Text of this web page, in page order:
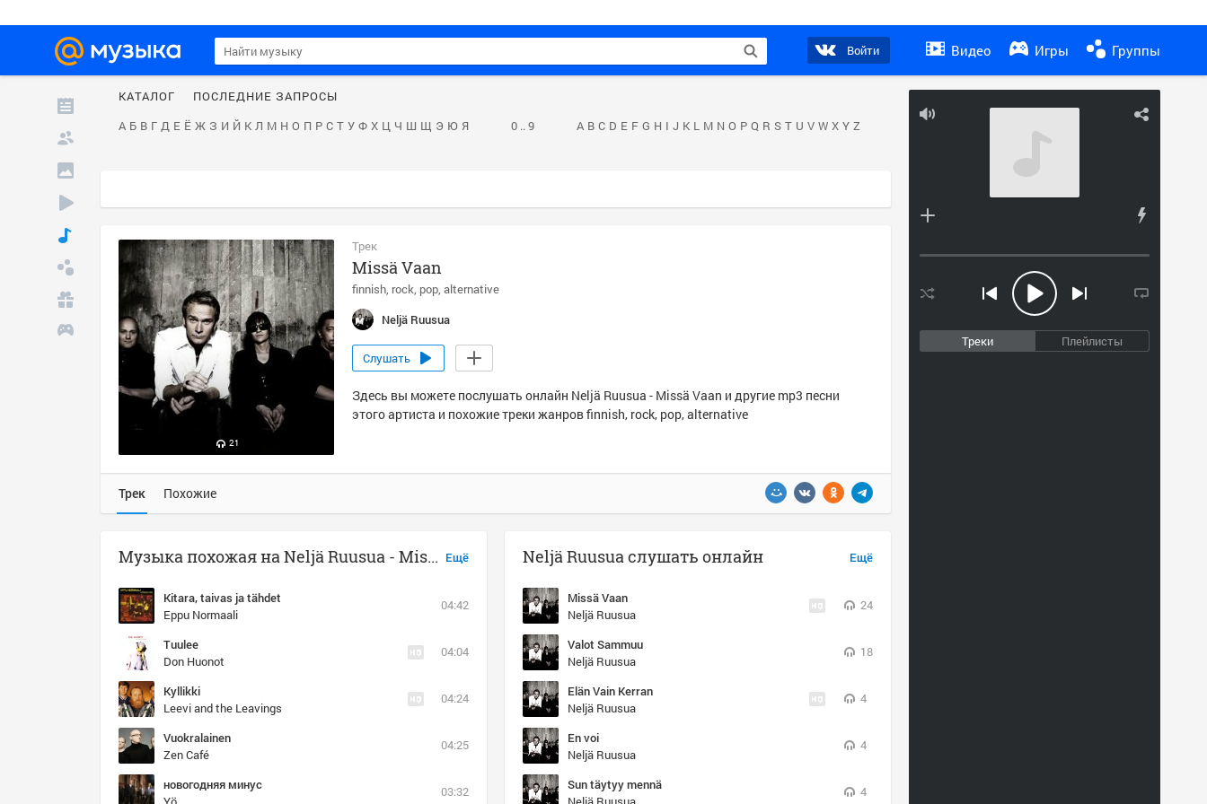
Войти Видео Игры Группы
Треки Плейлисты
КАТАЛОГ
ПОСЛЕДНИЕ ЗАПРОСЫ
А Б В Г Д Е Ё Ж З И Й К Л М Н О П Р С Т У Ф Х Ц Ч Ш Щ Э Ю Я 0 .. 9 A B C D E F G H I J K L M N O P Q R S T U V W X Y Z
21
Трек
Missä Vaan
finnish rock pop alternative
Neljä Ruusua
Слушать
Здесь вы можете послушать онлайн Neljä Ruusua - Missä Vaan и другие mp3 песни
этого артиста и похожие треки жанров finnish, rock, pop, alternative
Трек Похожие
Ещё
Музыка похожая на Neljä Ruusua - Missä Vaan
Kitara, taivas ja tähdet
Eppu Normaali
04:42
Tuulee
Don Huonot
04:04
Kyllikki
Leevi and the Leavings
04:24
Vuokralainen
Zen Café
04:25
новогодняя минус
03:32
Ещё
Neljä Ruusua слушать онлайн
Missä Vaan
Neljä Ruusua
24
Valot Sammuu
Neljä Ruusua
18
Elän Vain Kerran
Neljä Ruusua
4
En voi
Neljä Ruusua
4
Sun täytyy mennä
4